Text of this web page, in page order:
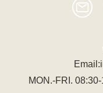
MON.-FRI.